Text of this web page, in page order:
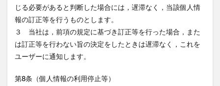
じる必要があると判断した場合には，遅滞なく，当該個人情
報の訂正等を行うものとします。
３ 当社は，前項の規定に基づき訂正等を行った場合，また
は訂正等を行わない旨の決定をしたときは遅滞なく，これを
ユーザーに通知します。
第8条（個人情報の利用停止等）